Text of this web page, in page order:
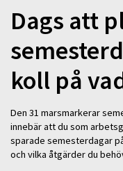
Dags att
koll på
Den 31 marsmarkerar
innebär att du som
sparade semesterdagar
och vilka åtgärder du